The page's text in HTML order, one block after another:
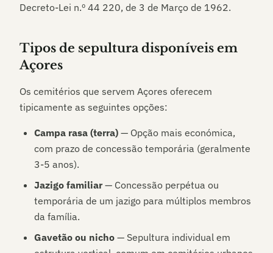
Decreto-Lei n.º 44 220, de 3 de Março de 1962.
Tipos de sepultura disponíveis em
Açores
Os cemitérios que servem Açores oferecem
tipicamente as seguintes opções:
Campa rasa (terra) — Opção mais económica,
com prazo de concessão temporária (geralmente
3-5 anos).
Jazigo familiar — Concessão perpétua ou
temporária de um jazigo para múltiplos membros
da família.
Gavetão ou nicho — Sepultura individual em